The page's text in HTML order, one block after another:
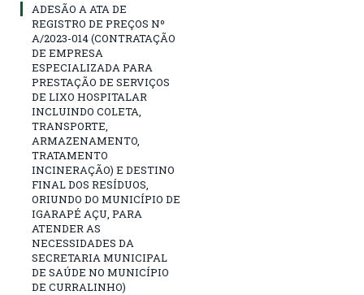
ADESÃO A ATA DE
REGISTRO DE PREÇOS Nº
A/2023-014 (CONTRATAÇÃO
DE EMPRESA
ESPECIALIZADA PARA
PRESTAÇÃO DE SERVIÇOS
DE LIXO HOSPITALAR
INCLUINDO COLETA,
TRANSPORTE,
ARMAZENAMENTO,
TRATAMENTO
INCINERAÇÃO) E DESTINO
FINAL DOS RESÍDUOS,
ORIUNDO DO MUNICÍPIO DE
IGARAPÉ AÇU, PARA
ATENDER AS
NECESSIDADES DA
SECRETARIA MUNICIPAL
DE SAÚDE NO MUNICÍPIO
DE CURRALINHO)